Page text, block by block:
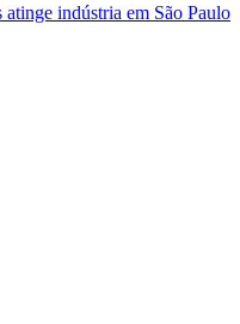
indústria em São Paulo